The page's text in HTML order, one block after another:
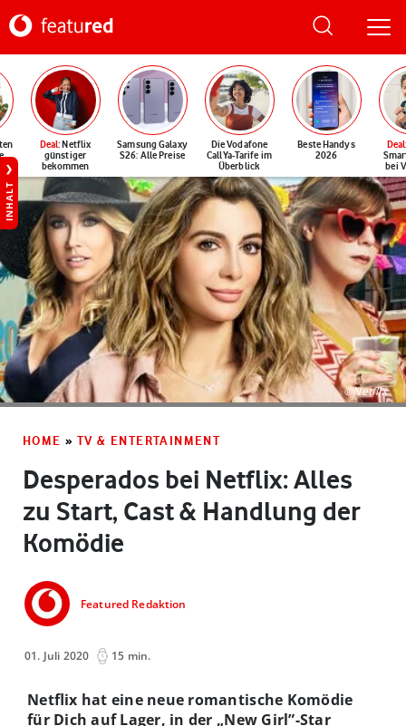
Deal: Netflix
günstiger
bekommen
Samsung Galaxy
S26: Alle Preise
Die Vodafone
CallYa-Tarife im
Überblick
Beste Handys
2026
Deal
bei
INHALT
©Netflix
HOME » TV & ENTERTAINMENT
Desperados bei Netflix: Alles
zu Start, Cast & Handlung der
Komödie
Featured Redaktion
01. Juli 2020 15 min.
Netflix hat eine neue romantische Komödie
für Dich auf Lager, in der „New Girl”-Star